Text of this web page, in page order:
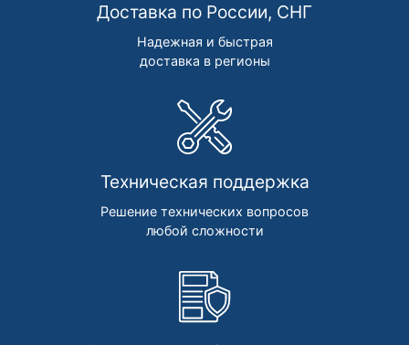
Доставка по России, СНГ
Надежная и быстрая
доставка в регионы
Техническая поддержка
Решение технических вопросов
любой сложности